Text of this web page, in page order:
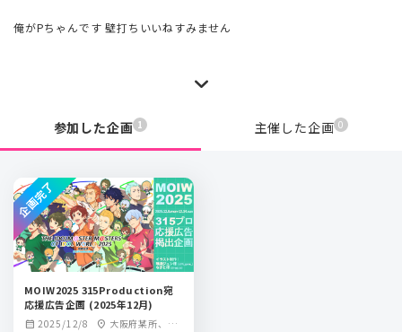
俺がPちゃんです 壁打ちいいねすみません
参加した企画 1 主催した企画 0
MOIW2025 315Production宛
応援広告企画 (2025年12月)
calendar_month 2025/12/8 location_on 大阪府某所、東
企画完了